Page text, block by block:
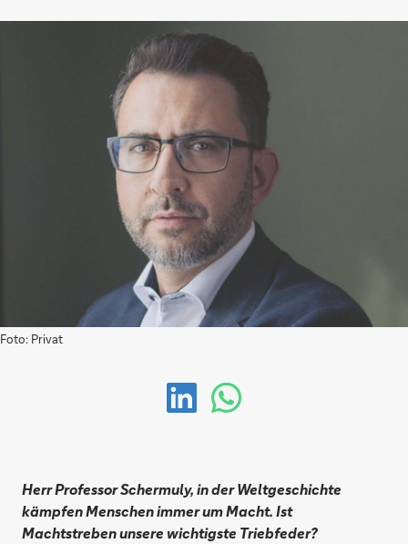
Foto: Privat
Herr Professor Schermuly, in der Weltgeschichte
kämpfen Menschen immer um Macht. Ist
Machtstreben unsere wichtigste Triebfeder?